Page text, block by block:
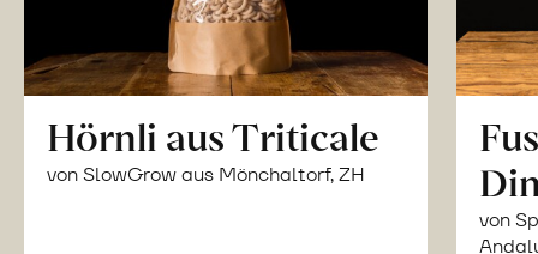
Hörnli aus Triticale
von SlowGrow aus Mönchaltorf, ZH
von